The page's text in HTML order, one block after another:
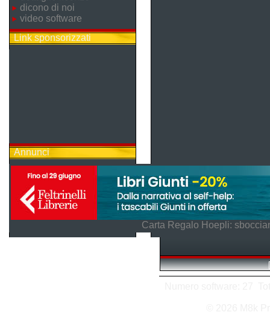
dicono di noi
video software
Link sponsorizzati
Annunci
Carta Regalo Hoepli:
[